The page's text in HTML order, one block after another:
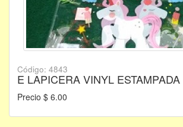
Código: 4843
E LAPICERA VINYL ESTAMPADA
Precio $ 6.00